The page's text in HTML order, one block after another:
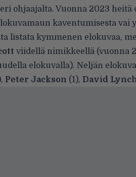
ohjaajalta. Vuonna 2023 heitä
kaventumisesta vai
listata kymmenen elokuvaa,
viidellä nimikkeellä (vuonna
elokuvalla). Neljän
Peter Jackson (1), David